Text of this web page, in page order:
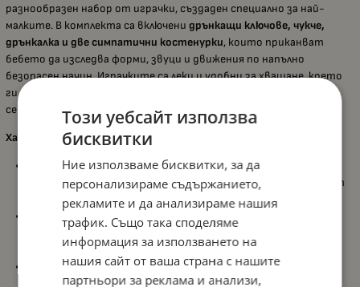
разнообразен набор от играчки, създаден специално за най-
малките. В комплекта са включени дрънкащи ключове, чукче,
дрънкалка и две симпатични костенурки, които приканват
бебето да изследва форми, звуци и движения по напълно
безопасен начин. Играчките са леки и удобни за хващане, което
ги прави подходящи за бебета под
и идеални за първи
сетивни открития.
Характеристики:
Комплект от 5 различни бебешки залъгалки
предлагат разнообразие от форми и функции и поддържат
интереса на бебето по време на игра;
Дрънкащи елементи
възприятие и помагат на бебето да осъзнава връзката
между движение и звук;
Разнообразни форми и текстури, които насърчават
тактилното изследване и подпомагат сетивното
Този уебсайт използва
бисквитки
Ние използваме бисквитки, за да
персонализираме съдържанието,
рекламите и да анализираме нашия
трафик. Също така споделяме
информация за използването на
нашия сайт от ваша страна с нашите
партньори за реклама и анализи,